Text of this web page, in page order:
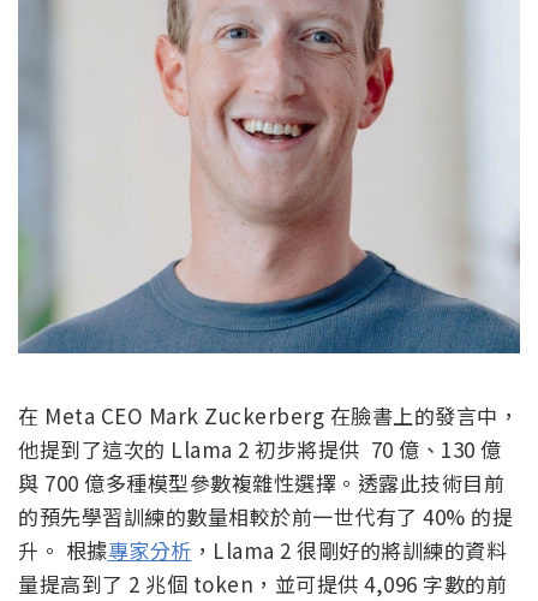
在 Meta CEO Mark Zuckerberg 在臉書上的發言中，
他提到了這次的 Llama 2 初步將提供 70 億、130 億
與 700 億多種模型參數複雜性選擇。透露此技術目前
的預先學習訓練的數量相較於前一世代有了 40% 的提
升。 根據專家分析 ，Llama 2 很剛好的將訓練的資料
量提高到了 2 兆個 token，並可提供 4,096 字數的前